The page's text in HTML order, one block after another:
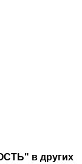
в других